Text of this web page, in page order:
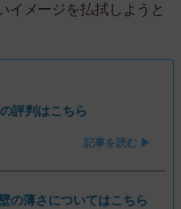
イメージを払拭しようと
評判はこちら
記事を読む ▶
の薄さについてはこちら